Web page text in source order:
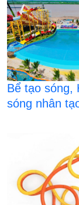
Bể tạo sóng,
sóng nhân